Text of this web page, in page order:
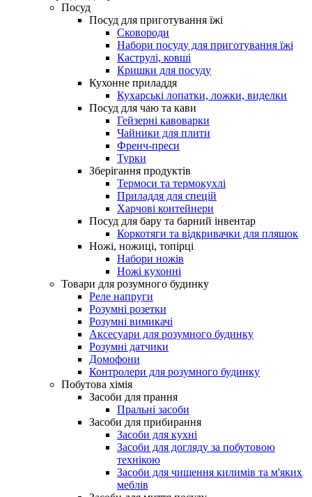
Посуд
Посуд для приготування їжі
Сковороди
Набори посуду для приготування їжі
Каструлі, ковші
Кришки для посуду
Кухонне приладдя
Кухарські лопатки, ложки, виделки
Посуд для чаю та кави
Гейзерні кавоварки
Чайники для плити
Френч-преси
Турки
Зберігання продуктів
Термоси та термокухлі
Приладдя для спецій
Харчові контейнери
Посуд для бару та барний інвентар
Коркотяги та відкривачки для пляшок
Ножі, ножиці, топірці
Набори ножів
Ножі кухонні
Товари для розумного будинку
Реле напруги
Розумні розетки
Розумні вимикачі
Аксесуари для розумного будинку
Розумні датчики
Домофони
Контролери для розумного будинку
Побутова хімія
Засоби для прання
Пральні засоби
Засоби для прибирання
Засоби для кухні
Засоби для догляду за побутовою
технікою
Засоби для чищення килимів та м'яких
меблів